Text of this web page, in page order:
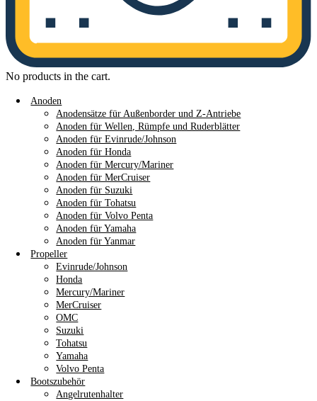
No products in the cart.
Anoden
Anodensätze für Außenborder und Z-Antriebe
Anoden für Wellen, Rümpfe und Ruderblätter
Anoden für Evinrude/Johnson
Anoden für Honda
Anoden für Mercury/Mariner
Anoden für MerCruiser
Anoden für Suzuki
Anoden für Tohatsu
Anoden für Volvo Penta
Anoden für Yamaha
Anoden für Yanmar
Propeller
Evinrude/Johnson
Honda
Mercury/Mariner
MerCruiser
OMC
Suzuki
Tohatsu
Yamaha
Volvo Penta
Bootszubehör
Angelrutenhalter